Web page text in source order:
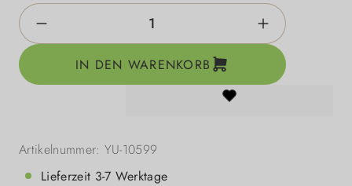
Produkt Anzahl: Gib den gewünschten
IN DEN WARENKORB
Artikelnummer: YU-10599
Lieferzeit 3-7 Werktage